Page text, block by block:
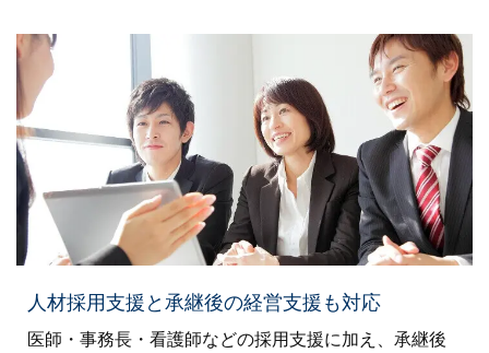
人材採用支援と承継後の経営支援も対応
医師・事務長・看護師などの採用支援に加え、承継後